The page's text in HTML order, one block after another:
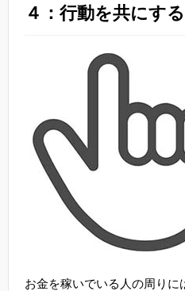
４：行動を共にす
お金を稼いでいる人の周りに